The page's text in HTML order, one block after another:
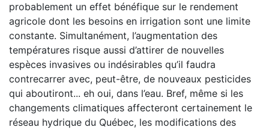
probablement un effet bénéfique sur le rendement
agricole dont les besoins en irrigation sont une limite
constante. Simultanément, l’augmentation des
températures risque aussi d’attirer de nouvelles
espèces invasives ou indésirables qu’il faudra
contrecarrer avec, peut-être, de nouveaux pesticides
qui aboutiront... eh oui, dans l’eau. Bref, même si les
changements climatiques affecteront certainement le
réseau hydrique du Québec, les modifications des